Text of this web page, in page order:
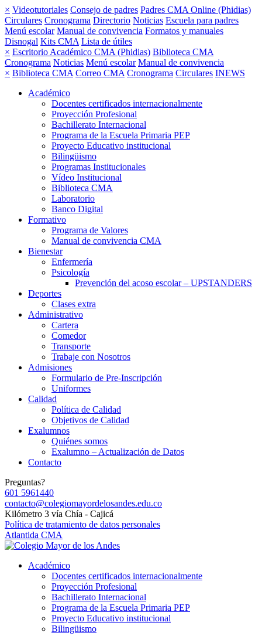
× Videotutoriales Consejo de padres Padres CMA Online (Phidias)
Circulares Cronograma Directorio Noticias Escuela para padres
Menú escolar Manual de convivencia Formatos y manuales
Disnogal Kits CMA Lista de útiles
× Escritorio Académico CMA (Phidias) Biblioteca CMA
Cronograma Noticias Menú escolar Manual de convivencia
× Biblioteca CMA Correo CMA Cronograma Circulares INEWS
Académico
Docentes certificados internacionalmente
Proyección Profesional
Bachillerato Internacional
Programa de la Escuela Primaria PEP
Proyecto Educativo institucional
Bilingüismo
Programas Institucionales
Vídeo Institucional
Biblioteca CMA
Laboratorio
Banco Digital
Formativo
Programa de Valores
Manual de convivencia CMA
Bienestar
Enfermería
Psicología
Prevención del acoso escolar – UPSTANDERS
Deportes
Clases extra
Administrativo
Cartera
Comedor
Transporte
Trabaje con Nosotros
Admisiones
Formulario de Pre-Inscripción
Uniformes
Calidad
Política de Calidad
Objetivos de Calidad
Exalumnos
Quiénes somos
Exalumno – Actualización de Datos
Contacto
Preguntas?
601 5961440
contacto@colegiomayordelosandes.edu.co
Kilómetro 3 vía Chía - Cajicá
Política de tratamiento de datos personales
Atlantida CMA
Académico
Docentes certificados internacionalmente
Proyección Profesional
Bachillerato Internacional
Programa de la Escuela Primaria PEP
Proyecto Educativo institucional
Bilingüismo